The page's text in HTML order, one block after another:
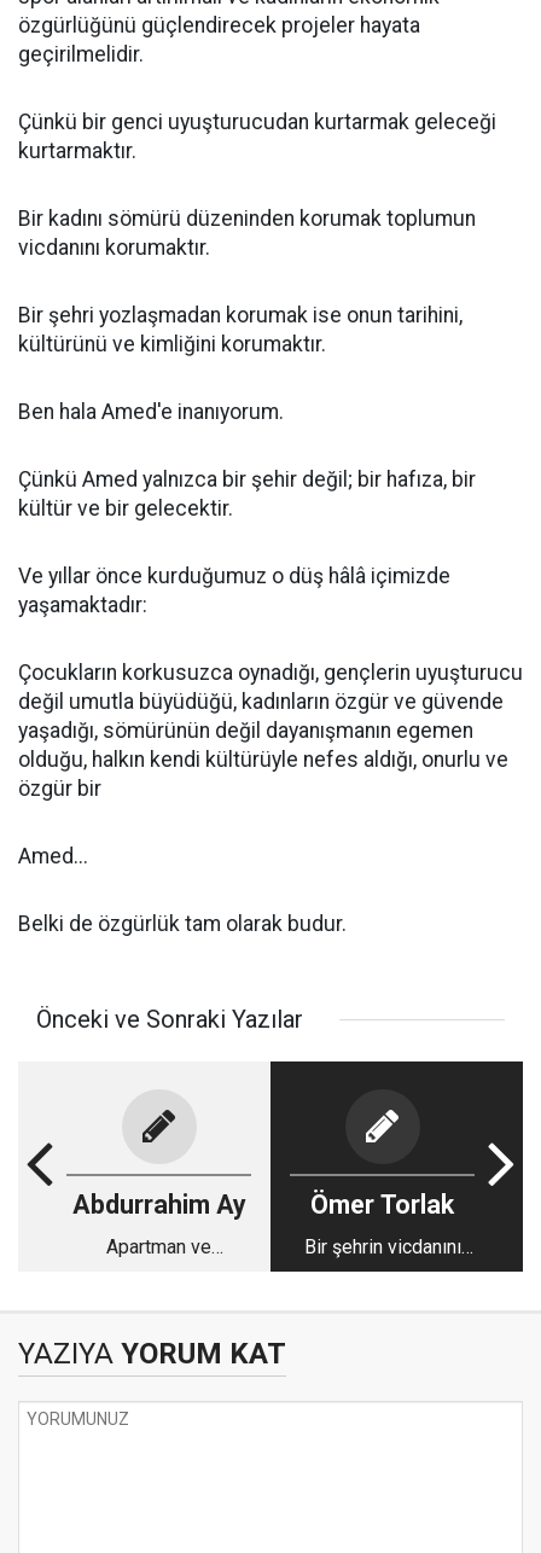
özgürlüğünü güçlendirecek projeler hayata
geçirilmelidir.
Çünkü bir genci uyuşturucudan kurtarmak geleceği
kurtarmaktır.
Bir kadını sömürü düzeninden korumak toplumun
vicdanını korumaktır.
Bir şehri yozlaşmadan korumak ise onun tarihini,
kültürünü ve kimliğini korumaktır.
Ben hala Amed'e inanıyorum.
Çünkü Amed yalnızca bir şehir değil; bir hafıza, bir
kültür ve bir gelecektir.
Ve yıllar önce kurduğumuz o düş hâlâ içimizde
yaşamaktadır:
Çocukların korkusuzca oynadığı, gençlerin uyuşturucu
değil umutla büyüdüğü, kadınların özgür ve güvende
yaşadığı, sömürünün değil dayanışmanın egemen
olduğu, halkın kendi kültürüyle nefes aldığı, onurlu ve
özgür bir
Amed...
Belki de özgürlük tam olarak budur.
Önceki ve Sonraki Yazılar
Abdurrahim Ay
Apartman ve
Ömer Torlak
Bir şehrin vicdanını
korumak
YAZIYA YORUM KAT